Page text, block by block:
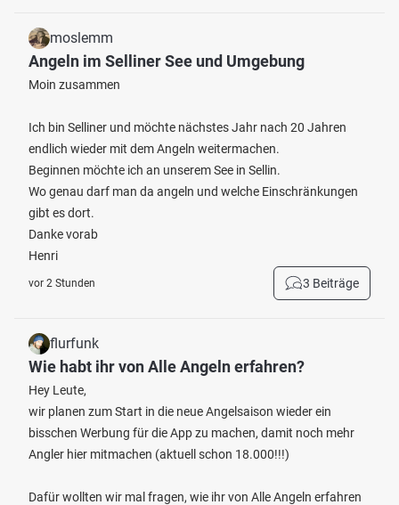
moslemm
Angeln im Selliner See und Umgebung
Moin zusammen
Ich bin Selliner und möchte nächstes Jahr nach 20 Jahren
endlich wieder mit dem Angeln weitermachen.
Beginnen möchte ich an unserem See in Sellin.
Wo genau darf man da angeln und welche Einschränkungen
gibt es dort.
Danke vorab
Henri
vor 2 Stunden 3 Beiträge
flurfunk
Wie habt ihr von Alle Angeln erfahren?
Hey Leute,
wir planen zum Start in die neue Angelsaison wieder ein
bisschen Werbung für die App zu machen, damit noch mehr
Angler hier mitmachen (aktuell schon 18.000!!!)
Dafür wollten wir mal fragen, wie ihr von Alle Angeln erfahren